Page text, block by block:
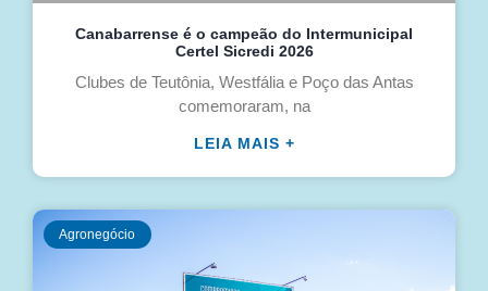
Canabarrense é o campeão do Intermunicipal
Certel Sicredi 2026
Clubes de Teutônia, Westfália e Poço das Antas
comemoraram, na
LEIA MAIS +
Agronegócio